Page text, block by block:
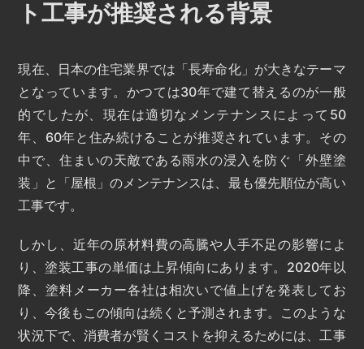
ト工事が推奨される背景
現在、日本の住宅業界では「長寿命化」が大きなテーマ
となっています。かつては30年で建て替えるのが一般
的でしたが、現在は適切なメンテナンスによって50
年、60年と住み続けることが推奨されています。その
中で、住まいの天敵である雨水の浸入を防ぐ「外壁塗
装」と「屋根」のメンテナンスは、最も優先順位が高い
工事です。
しかし、近年の原材料費の高騰や人手不足の影響によ
り、塗装工事の単価は上昇傾向にあります。2020年以
降、塗料メーカー各社は相次いで値上げを発表してお
り、今後もこの傾向は続くと予測されます。このような
状況下で、消費者が賢くコストを抑えるためには、工事